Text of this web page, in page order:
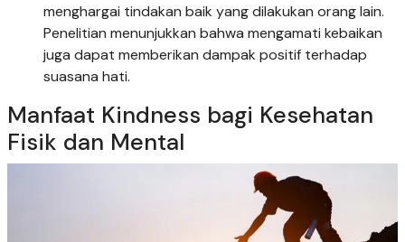
menghargai tindakan baik yang dilakukan orang lain.
Penelitian menunjukkan bahwa mengamati kebaikan
juga dapat memberikan dampak positif terhadap
suasana hati.
Manfaat Kindness bagi Kesehatan
Fisik dan Mental